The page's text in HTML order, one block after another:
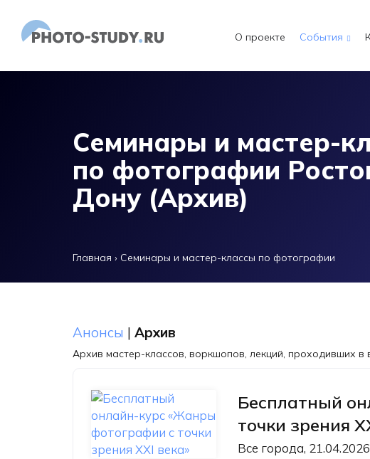
О проекте События
Семинары и мастер-
по фотографии
Дону (Архив)
Главная › Семинары и мастер-классы по фотографии
Анонсы | Архив
Архив мастер-классов, воркшопов, лекций, проходивших в
Бесплатный
точки зрения
Все города, 21.04.2026